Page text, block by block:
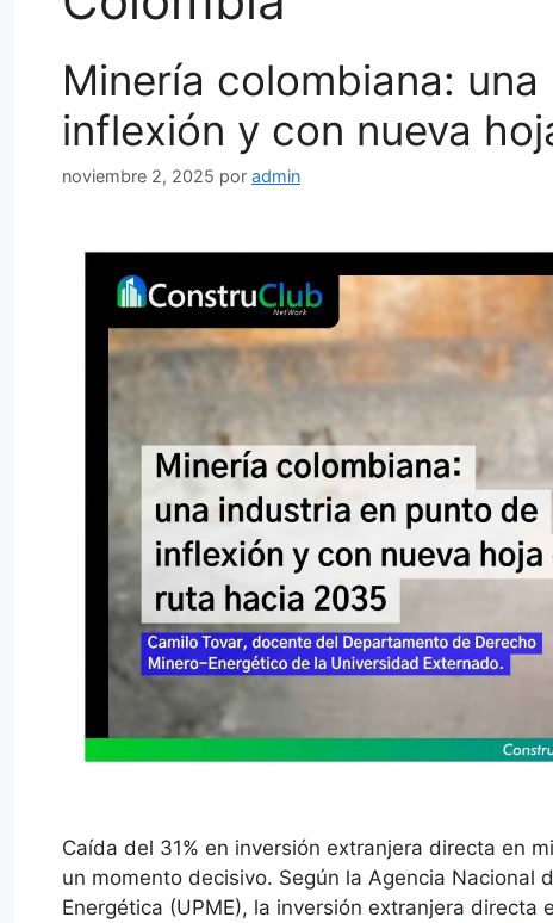
Minería colombiana:
inflexión y con nueva
noviembre 2, 2025 por admin
Caída del 31% en inversión extranjera directa en
un momento decisivo. Según la Agencia Nacional
Energética (UPME), la inversión extranjera